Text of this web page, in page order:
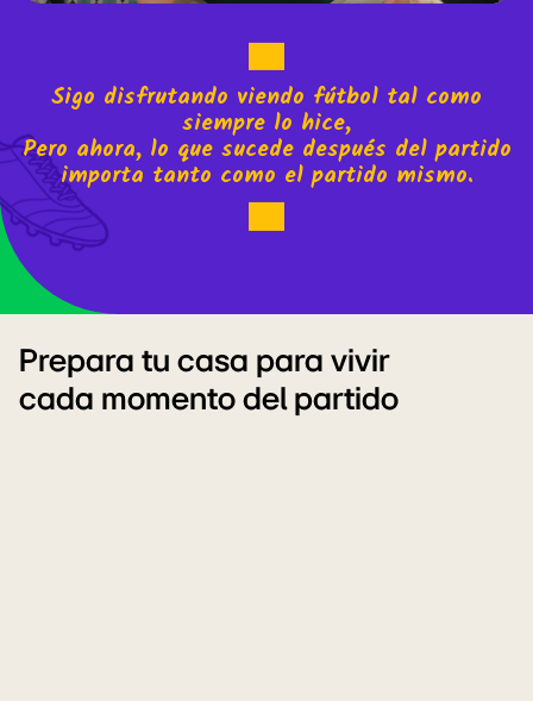
Sigo disfrutando viendo fútbol tal como
siempre lo hice,
Pero ahora, lo que sucede después del partido
importa tanto como el partido mismo.
Prepara tu casa para vivir
cada momento del partido